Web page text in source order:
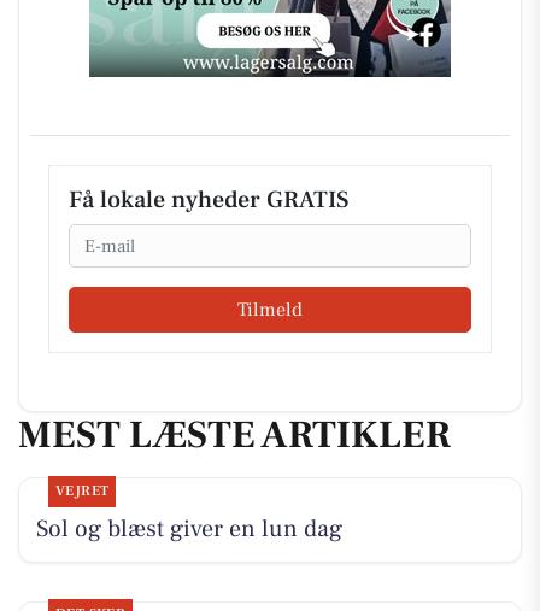
Få lokale nyheder GRATIS
Email
Tilmeld
MEST LÆSTE ARTIKLER
VEJRET
Sol og blæst giver en lun dag